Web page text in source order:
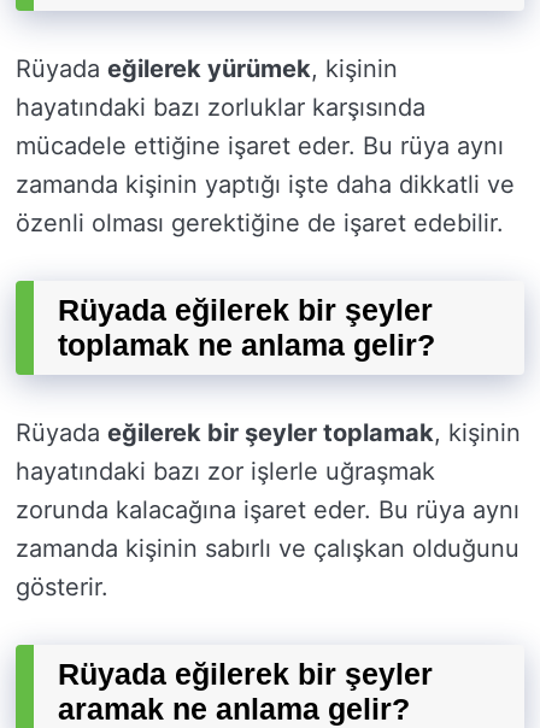
Rüyada eğilerek yürümek, kişinin
hayatındaki bazı zorluklar karşısında
mücadele ettiğine işaret eder. Bu rüya aynı
zamanda kişinin yaptığı işte daha dikkatli ve
özenli olması gerektiğine de işaret edebilir.
Rüyada eğilerek bir şeyler
toplamak ne anlama gelir?
Rüyada eğilerek bir şeyler toplamak, kişinin
hayatındaki bazı zor işlerle uğraşmak
zorunda kalacağına işaret eder. Bu rüya aynı
zamanda kişinin sabırlı ve çalışkan olduğunu
gösterir.
Rüyada eğilerek bir şeyler
aramak ne anlama gelir?